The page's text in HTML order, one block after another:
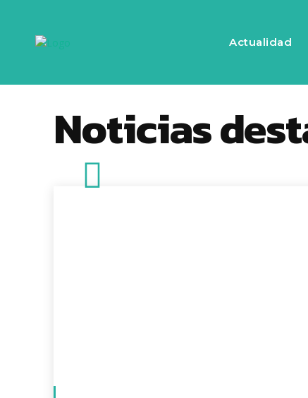
Actualidad
Noticias